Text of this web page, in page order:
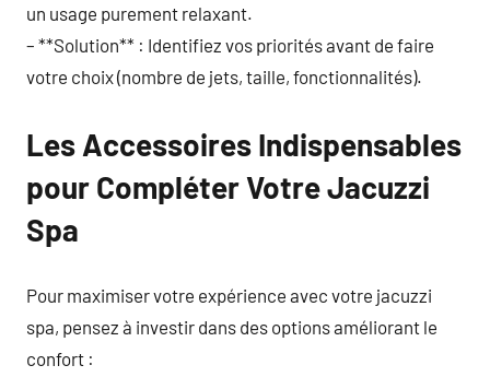
un usage purement relaxant.
– **Solution** : Identifiez vos priorités avant de faire
votre choix (nombre de jets, taille, fonctionnalités).
Les Accessoires Indispensables
pour Compléter Votre Jacuzzi
Spa
Pour maximiser votre expérience avec votre jacuzzi
spa, pensez à investir dans des options améliorant le
confort :